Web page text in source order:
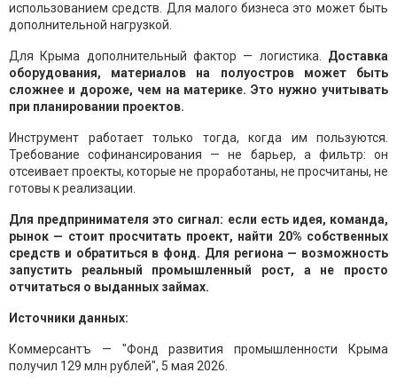
использованием средств. Для малого бизнеса это может быть
дополнительной нагрузкой.
Для Крыма дополнительный фактор — логистика. Доставка
оборудования, материалов на полуостров может быть
сложнее и дороже, чем на материке. Это нужно учитывать
при планировании проектов.
Инструмент работает только тогда, когда им пользуются.
Требование софинансирования — не барьер, а фильтр: он
отсеивает проекты, которые не проработаны, не просчитаны, не
готовы к реализации.
Для предпринимателя это сигнал: если есть идея, команда,
рынок — стоит просчитать проект, найти 20% собственных
средств и обратиться в фонд. Для региона — возможность
запустить реальный промышленный рост, а не просто
отчитаться о выданных займах.
Источники данных:
​​​​​​Коммерсантъ — "Фонд развития промышленности Крыма
получил 129 млн рублей", 5 мая 2026.